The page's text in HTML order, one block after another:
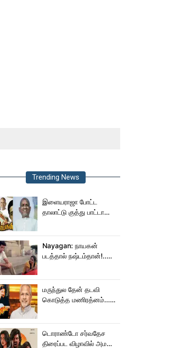
Trending News
இளையராஜா போட்ட
தாலாட்டு குத்து பாட்டா
Nayagan: நாயகன்
படத்தால் நஷ்டம்தான்!..
மகள் பேட்டி..
மருந்துல தேன் தடவி
கொடுத்த மணிரத்னம்...
டொராண்டோ சர்வதேச
திரைப்பட விழாவில் அமலா